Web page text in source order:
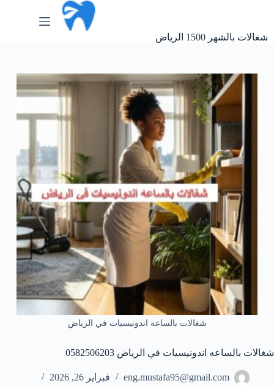
شغالات بالشهر 1500 الرياض
شغالات بالساعه اندونيسيات في الرياض
شغالات بالساعه اندونيسيات في الرياض 0582506203
eng.mustafa95@gmail.com
فبراير 26, 2026